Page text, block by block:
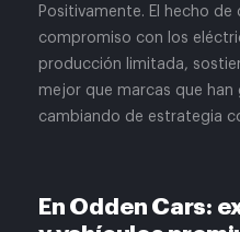
Positivamente. El hecho
compromiso con los
producción limitada,
mejor que marcas que
cambiando de estrategia
En Odden Cars: